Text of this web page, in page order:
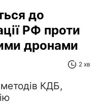
до
РФ проти
дронами
2 хв
КДБ,